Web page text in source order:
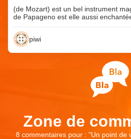
(de Mozart) est un bel instrument
de Papageno est elle aussi
piwi
Zone de
8 commentaires pour : "Un point de